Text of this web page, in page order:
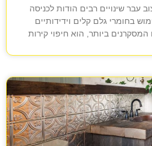
עבר שינויים רבים הודות לכניסה
בחומרי גלם קלים וידידותיים
ביותר, הוא חיפוי קירות